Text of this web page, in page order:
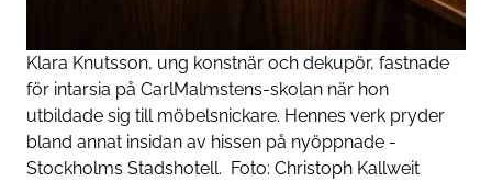
Klara Knutsson, ung konstnär och dekupör, fastnade
för intarsia på ­Carl­Malmstens-skolan när hon
utbildade sig till möbel­snickare. Hennes verk pryder
bland annat insidan av hissen på ny­öppnade ­
Stockholms ­Stadshotell. Foto: Christoph Kallweit